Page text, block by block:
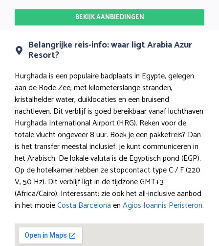
BEKIJK AANBIEDINGEN
Belangrijke reis-info: waar ligt Arabia Azur
Resort?
Hurghada is een populaire badplaats in Egypte, gelegen
aan de Rode Zee, met kilometerslange stranden,
kristalhelder water, duiklocaties en een bruisend
nachtleven. Dit verblijf is goed bereikbaar vanaf luchthaven
Hurghada International Airport (HRG). Reken voor de
totale vlucht ongeveer 8 uur. Boek je een pakketreis? Dan
is het transfer meestal inclusief. Je kunt communiceren in
het Arabisch. De lokale valuta is de Egyptisch pond (EGP).
Op de hotelkamer hebben ze stopcontact type C / F (220
V, 50 Hz). Dit verblijf ligt in de tijdzone GMT+3
(Africa/Cairo). Interessant: zie ook het all-inclusive aanbod
in het mooieCosta BarcelonaenAgios Ioannis Peristeron.